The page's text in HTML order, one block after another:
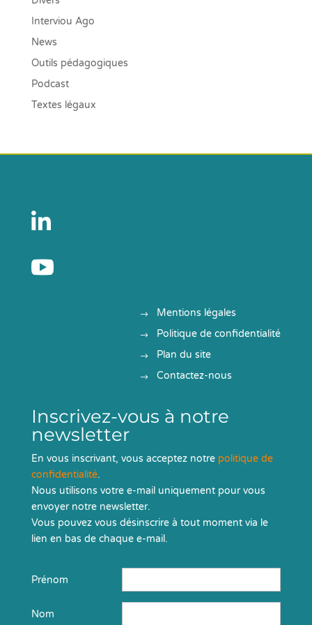
Interviou Ago
News
Outils pédagogiques
Podcast
Textes légaux


Mentions légales
Politique de confidentialité
Plan du site
Contactez-nous
Inscrivez-vous à notre
newsletter
En vous inscrivant, vous acceptez notre politique de
confidentialité.
Nous utilisons votre e-mail uniquement pour vous
envoyer notre newsletter.
Vous pouvez vous désinscrire à tout moment via le
lien en bas de chaque e-mail.
Prénom
Nom